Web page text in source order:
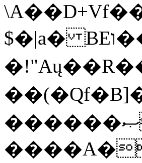
$�|a� BEו��w�{���;���q�X��d%�������W� hU�(�1�Ū}9�S�F<��i�L3�;�
��(�Qf�B]
������ޞ��ϟak��r��_39$�8�p���7�2�yIZ�R��x��/